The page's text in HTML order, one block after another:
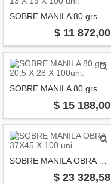
$ 11 872,00
$ 15 188,00
$ 23 328,58